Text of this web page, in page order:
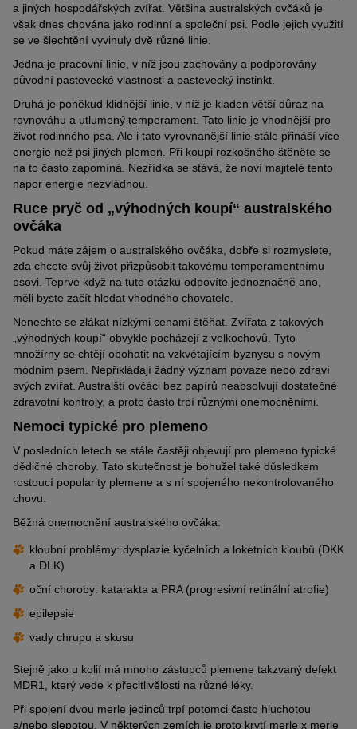
a jiných hospodářských zvířat. Většina australských ovčáků je
však dnes chována jako rodinní a společní psi. Podle jejich využití
se ve šlechtění vyvinuly dvě různé linie.
Jedna je pracovní linie, v níž jsou zachovány a podporovány
původní pastevecké vlastnosti a pastevecký instinkt.
Druhá je poněkud klidnější linie, v níž je kladen větší důraz na
rovnováhu a utlumený temperament. Tato linie je vhodnější pro
život rodinného psa. Ale i tato vyrovnanější linie stále přináší více
energie než psi jiných plemen. Při koupi rozkošného štěněte se
na to často zapomíná. Nezřídka se stává, že noví majitelé tento
nápor energie nezvládnou.
Ruce pryč od „výhodných koupí“ australského
ovčáka
Pokud máte zájem o australského ovčáka, dobře si rozmyslete,
zda chcete svůj život přizpůsobit takovému temperamentnímu
psovi. Teprve když na tuto otázku odpovíte jednoznačně ano,
měli byste začít hledat vhodného chovatele.
Nenechte se zlákat nízkými cenami štěňat. Zvířata z takových
„výhodných koupí“ obvykle pocházejí z velkochovů. Tyto
množírny se chtějí obohatit na vzkvétajícím byznysu s novým
módním psem. Nepřikládají žádný význam povaze nebo zdraví
svých zvířat. Australští ovčáci bez papírů neabsolvují dostatečné
zdravotní kontroly, a proto často trpí různými onemocněními.
Nemoci typické pro plemeno
V posledních letech se stále častěji objevují pro plemeno typické
dědičné choroby. Tato skutečnost je bohužel také důsledkem
rostoucí popularity plemene a s ní spojeného nekontrolovaného
chovu.
Běžná onemocnění australského ovčáka:
kloubní problémy: dysplazie kyčelních a loketních kloubů (DKK
a DLK)
oční choroby: katarakta a PRA (progresivní retinální atrofie)
epilepsie
vady chrupu a skusu
Stejně jako u kolií má mnoho zástupců plemene takzvaný defekt
MDR1, který vede k přecitlivělosti na různé léky.
Při spojení dvou merle jedinců trpí potomci často hluchotou
a/nebo slepotou. V některých zemích je proto krytí merle x merle